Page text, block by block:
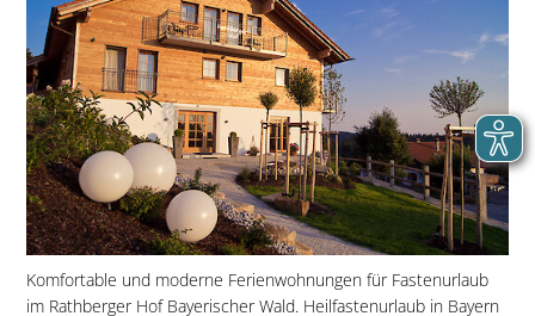
Komfortable und moderne Ferienwohnungen für Fastenurlaub
im Rathberger Hof Bayerischer Wald. Heilfastenurlaub in Bayern